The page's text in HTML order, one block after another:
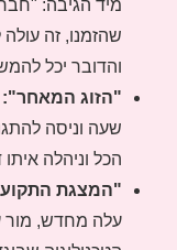
מיד הגיבה:
שהזמנו, זה
והדובר יכל
"הזוג המאחר":
שעה וניסה
הכל וניהלה
"המצגת
עלה מחדש, מור